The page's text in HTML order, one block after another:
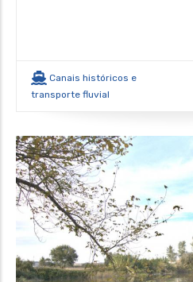
Canais históricos e
transporte fluvial